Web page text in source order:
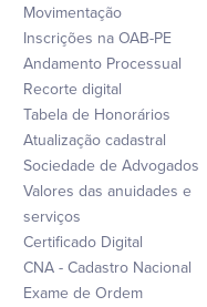
Movimentação
Inscrições na OAB-PE
Andamento Processual
Recorte digital
Tabela de Honorários
Atualização cadastral
Sociedade de Advogados
Valores das anuidades e
serviços
Certificado Digital
CNA - Cadastro Nacional
Exame de Ordem